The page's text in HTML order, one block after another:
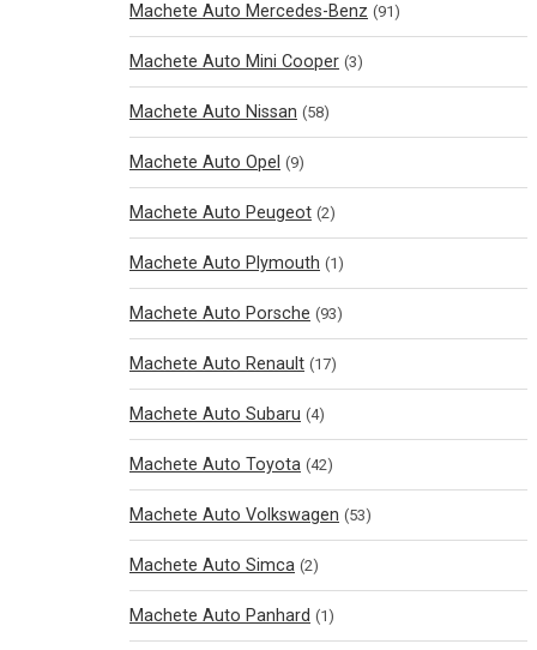
Machete Auto Mercedes-Benz (91)
Machete Auto Mini Cooper (3)
Machete Auto Nissan (58)
Machete Auto Opel (9)
Machete Auto Peugeot (2)
Machete Auto Plymouth (1)
Machete Auto Porsche (93)
Machete Auto Renault (17)
Machete Auto Subaru (4)
Machete Auto Toyota (42)
Machete Auto Volkswagen (53)
Machete Auto Simca (2)
Machete Auto Panhard (1)